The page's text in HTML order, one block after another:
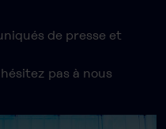
de presse et
pas à nous